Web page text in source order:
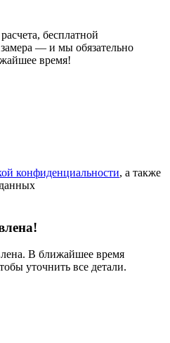
бесплатной
— и мы обязательно
время!
конфиденциальности, а также
В ближайшее время
уточнить все детали.